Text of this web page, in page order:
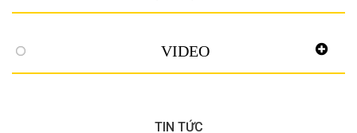
VIDEO
TIN TỨC